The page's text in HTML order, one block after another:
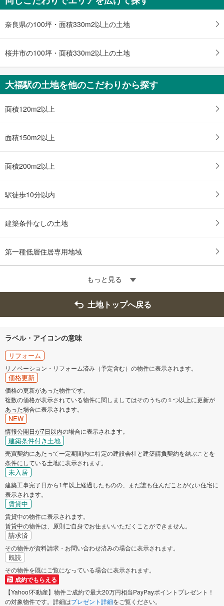
4R
土地面積 67.17m
近鉄大阪線 「大福」駅 徒歩14分
奈良県の100坪・面積330m2以上の土地
桜井市の100坪・面積330m2以上の土地
大福駅の土地を他のこだわりから探す
面積120m2以上
面積150m2以上
面積200m2以上
駅徒歩10分以内
建築条件なしの土地
第一種低層住居専用地域
もっと見る
土地トップへ戻る
ラベル・アイコンの意味
リフォーム
リノベーション・リフォーム済み（予定含む）の物件に表示されます。
価格更新
価格の更新があった物件です。
複数の価格が表示されている物件に関しましてはそのうちの１つ以上に更新が
あった場合に表示されます。
NEW
情報公開日が7日以内の場合に表示されます。
建築条件付き土地
売買契約にあたって一定期間内に特定の建設会社と建築請負契約を結ぶことを
条件にしている土地に表示されます。
未入居
建築工事完了日から1年以上経過したものの、まだ誰も住んだことがない住宅に
表示されます。
賃貸中
賃貸中の物件に表示されます。
賃貸中の物件は、原則ご自身でお住まいいただくことができません。
請求済
その物件が資料請求・お問い合わせ済みの場合に表示されます。
既読
その物件を既にご覧になっている場合に表示されます。
成約でもらえる
【Yahoo!不動産】物件ご成約で最大20万円相当PayPayポイントプレゼント！
の対象物件です。詳細はプレゼント詳細をご覧ください。